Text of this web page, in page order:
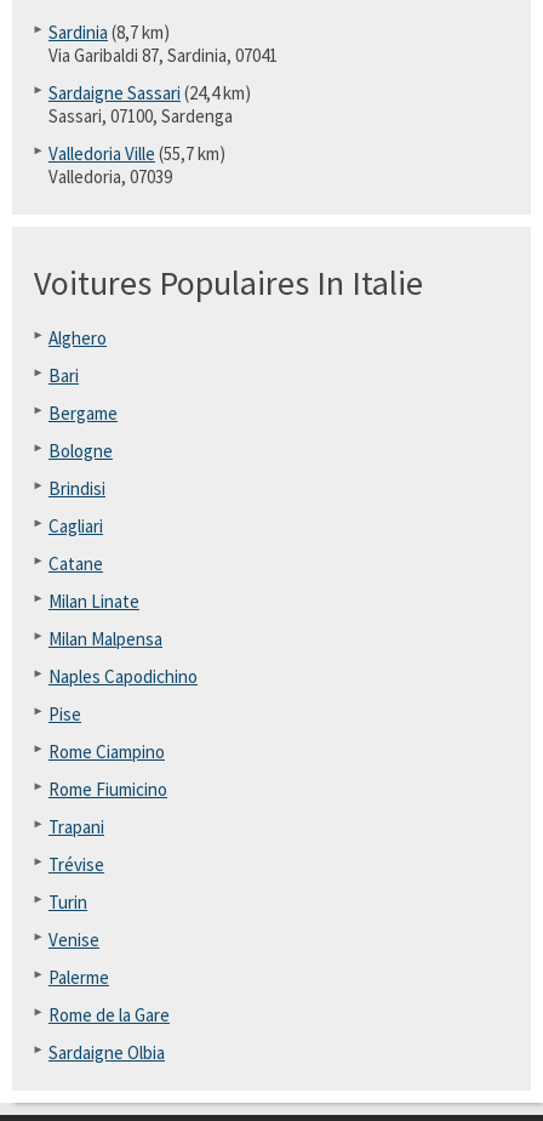
Sardinia (8,7 km)
Via Garibaldi 87, Sardinia, 07041
Sardaigne Sassari (24,4 km)
Sassari, 07100, Sardenga
Valledoria Ville (55,7 km)
Valledoria, 07039
Voitures Populaires In Italie
Alghero
Bari
Bergame
Bologne
Brindisi
Cagliari
Catane
Milan Linate
Milan Malpensa
Naples Capodichino
Pise
Rome Ciampino
Rome Fiumicino
Trapani
Trévise
Turin
Venise
Palerme
Rome de la Gare
Sardaigne Olbia